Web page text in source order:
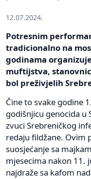
12.07.2024.
Potresnim
tradicionalno na
godinama
muftijstva,
bol preživjelih
Čine to svake godine
godišnjicu genocida u
zvuci Srebreničkog
redaju fildžane. Ovim
suosjećanje sa
mjesecima nakon 11.
najdraže sa kafom